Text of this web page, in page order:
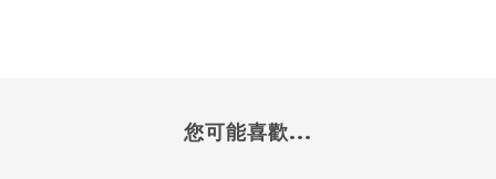
您可能喜歡...